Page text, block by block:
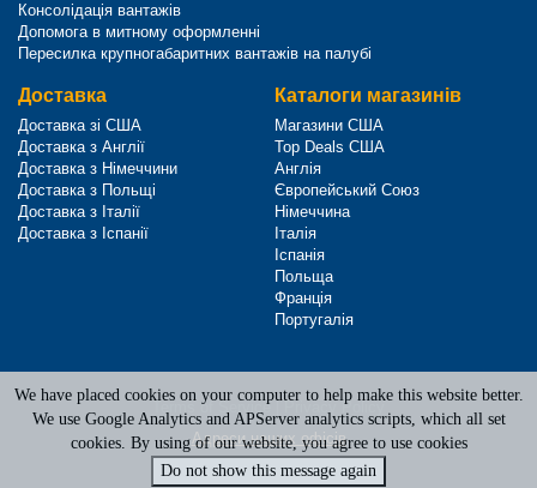
Консолідація вантажів
Допомога в митному оформленні
Пересилка крупногабаритних вантажів на палубі
Доставка
Доставка зі США
Доставка з Англії
Доставка з Німеччини
Доставка з Польщі
Доставка з Італії
Доставка з Іспанії
Каталоги магазинів
Магазини США
Top Deals США
Англія
Європейський Союз
Німеччина
Італія
Іспанія
Польща
Франція
Португалія
Terms of Service
Privacy Policy
Адреси наших офісів
We have placed cookies on your computer to help make this website better.
We use Google Analytics and APServer analytics scripts, which all set
cookies. By using of our website, you agree to use cookies
Do not show this message again